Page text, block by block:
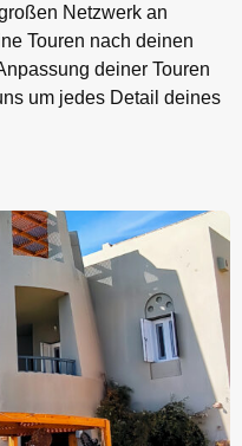
Netzwerk an
Touren nach deinen
deiner Touren
um jedes Detail deines